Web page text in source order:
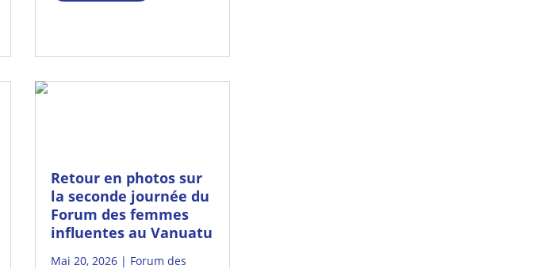
Retour en photos sur
la seconde journée du
Forum des femmes
influentes au Vanuatu
Mai 20, 2026| Forum des